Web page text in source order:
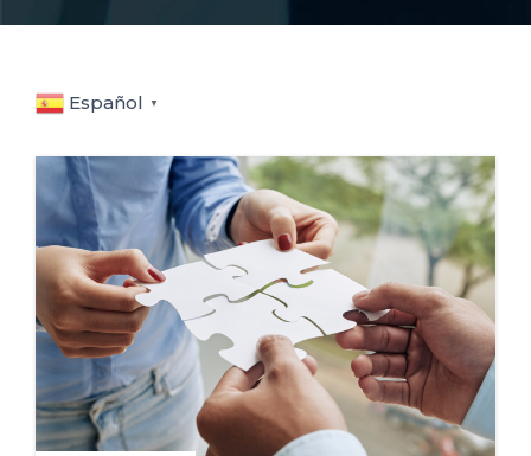
SU ESPACIO
ES FR EN
Español ▼